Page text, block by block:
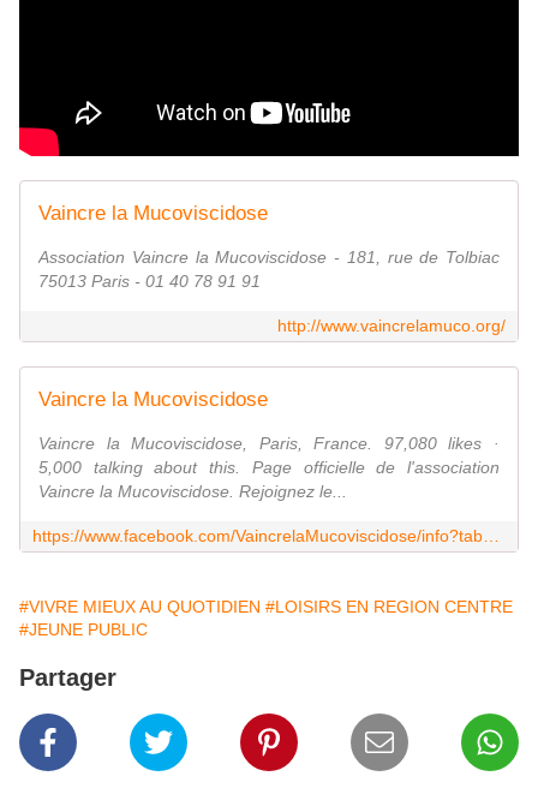
Vaincre la Mucoviscidose
Association Vaincre la Mucoviscidose - 181, rue de Tolbiac
75013 Paris - 01 40 78 91 91
http://www.vaincrelamuco.org/
Vaincre la Mucoviscidose
Vaincre la Mucoviscidose, Paris, France. 97,080 likes ·
5,000 talking about this. Page officielle de l'association
Vaincre la Mucoviscidose. Rejoignez le...
#VIVRE MIEUX AU QUOTIDIEN #LOISIRS EN REGION CENTRE
#JEUNE PUBLIC
Partager